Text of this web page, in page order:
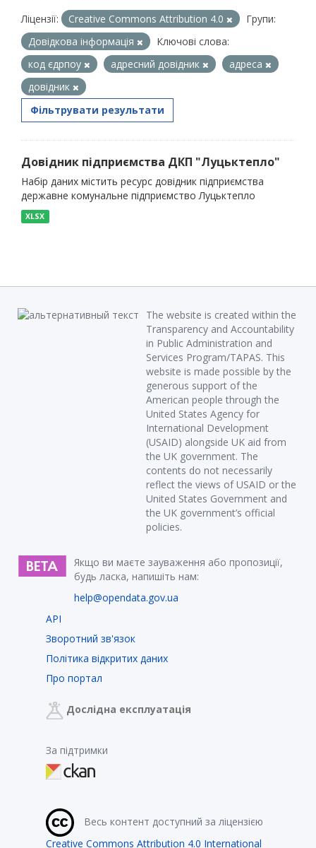
Ліцензії: Creative Commons Attribution 4.0
Групи:
Довідкова інформація
Ключові слова:
код єдрпоу
адресний довідник
адреса
довідник
Фільтрувати результати
Довідник підприємства ДКП "Луцьктепло"
Набір даних містить ресурс довідник підприємства
державне комунальне підприємство Луцьктепло
XLSX
The website is created within the
Transparency and Accountability
in Public Administration and
Services Program/TAPAS. This
website is made possible by the
generous support of the
American people through the
United States Agency for
International Development
(USAID) alongside UK aid from
the UK government. The
contents do not necessarily
reflect the views of USAID or the
United States Government and
the UK government’s official
policies.
Якщо ви маєте зауваження або пропозиції,
будь ласка, напишіть нам:
help@opendata.gov.ua
API
Зворотний зв'язок
Політика відкритих даних
Про портал
Дослідна експлуатація
За підтримки
Весь контент доступний за ліцензією
Creative Commons Attribution 4.0 International